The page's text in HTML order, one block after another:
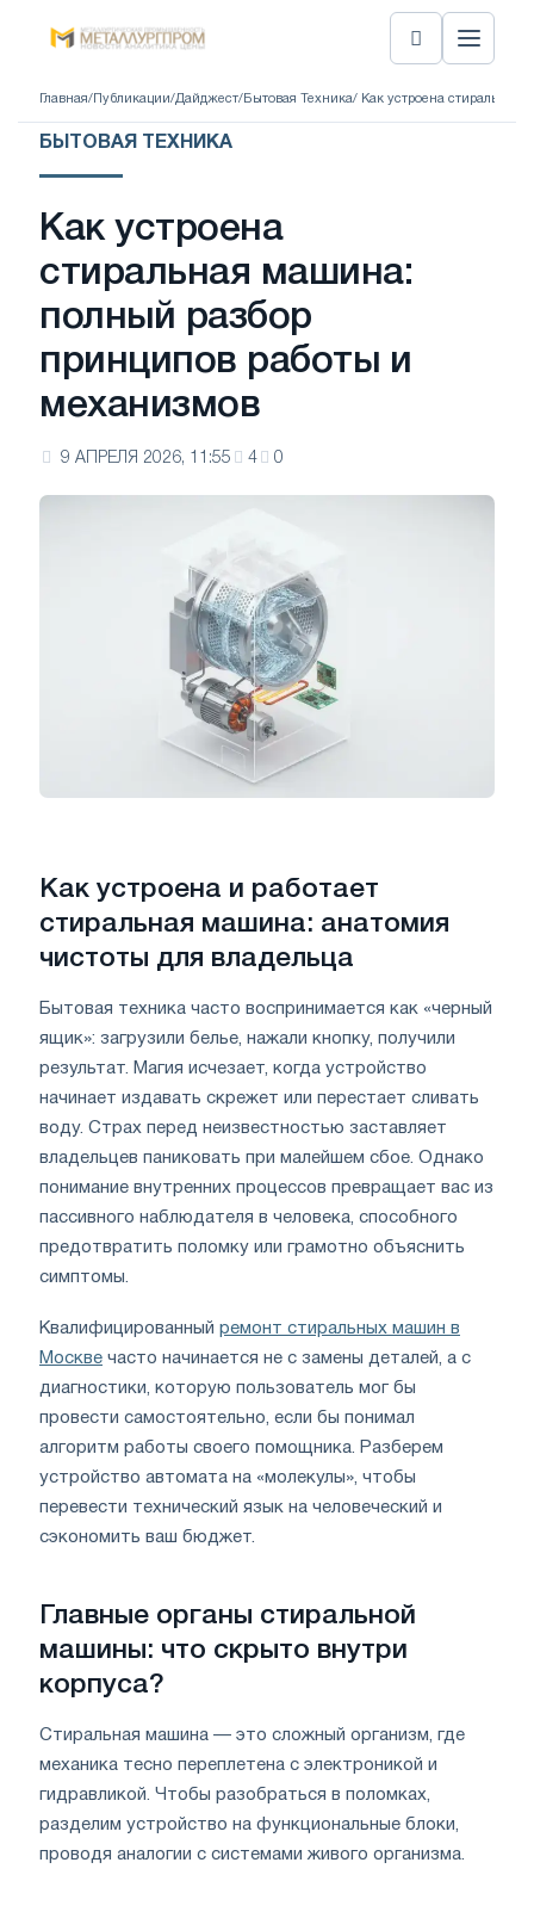
Главная/ Публикации/Дайджест/ Бытовая Техника/ Как устроена стиральная
БЫТОВАЯ ТЕХНИКА
Как устроена
стиральная машина:
полный разбор
принципов работы и
механизмов
9 АПРЕЛЯ 2026, 11:55 4 0
Как устроена и работает
стиральная машина: анатомия
чистоты для владельца
Бытовая техника часто воспринимается как «черный
ящик»: загрузили белье, нажали кнопку, получили
результат. Магия исчезает, когда устройство
начинает издавать скрежет или перестает сливать
воду. Страх перед неизвестностью заставляет
владельцев паниковать при малейшем сбое. Однако
понимание внутренних процессов превращает вас из
пассивного наблюдателя в человека, способного
предотвратить поломку или грамотно объяснить
симптомы.
Квалифицированный ремонт стиральных машин в
Москве часто начинается не с замены деталей, а с
диагностики, которую пользователь мог бы
провести самостоятельно, если бы понимал
алгоритм работы своего помощника. Разберем
устройство автомата на «молекулы», чтобы
перевести технический язык на человеческий и
сэкономить ваш бюджет.
Главные органы стиральной
машины: что скрыто внутри
корпуса?
Стиральная машина — это сложный организм, где
механика тесно переплетена с электроникой и
гидравликой. Чтобы разобраться в поломках,
разделим устройство на функциональные блоки,
проводя аналогии с системами живого организма.